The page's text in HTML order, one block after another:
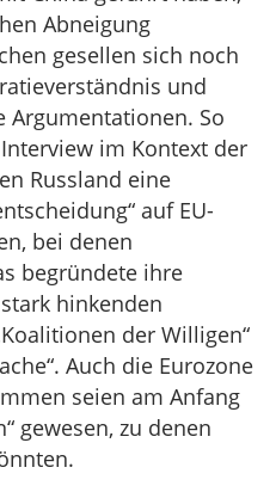
Abneigung
gesellen sich noch
und
Argumentationen. So
im Kontext der
Russland eine
auf EU-
bei denen
begründete ihre
hinkenden
der Willigen“
Auch die Eurozone
seien am Anfang
gewesen, zu denen